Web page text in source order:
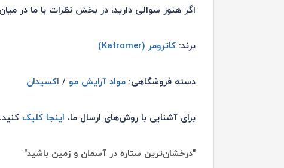
اگر هنوز سوالی دارید، در بخش نظرات با ما در
برند: کاترومر (Katromer)
دسته فروشگاهی: مواد آرایش مو / اکسیدان
برای آشنایی با روش‌های ارسال ما، اینجا کلیک کنید.
"درخشان‌ترین ستاره در آسمان و زمین باشید"